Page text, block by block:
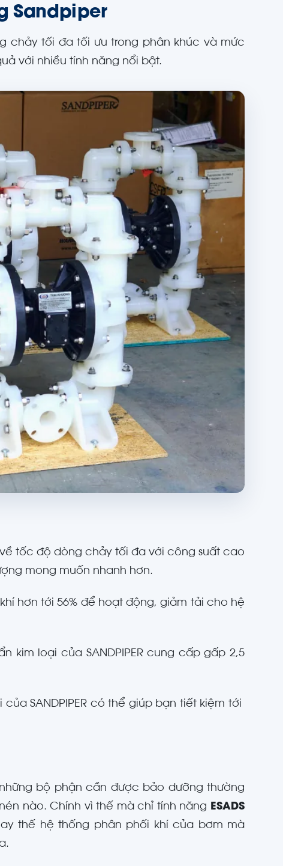
Sandpiper
chảy tối đa tối ưu trong phân khúc và mức
với nhiều tính năng nổi bật.
về tốc độ dòng chảy tối đa với công suất cao
mong muốn nhanh hơn.
khí hơn tới 56% để hoạt động, giảm tải cho hệ
kim loại của SANDPIPER cung cấp gấp 2,5
SANDPIPER có thể giúp bạn tiết kiệm tới
bộ phận cần được bảo dưỡng thường
nào. Chính vì thế mà chỉ tính năng ESADS
thế hệ thống phân phối khí của bơm mà